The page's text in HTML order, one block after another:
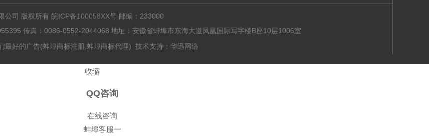
公司 版权所有 皖ICP备100058XX号 邮编：233000
传真：0086-0552-2044068 地址：安徽省蚌埠市东海大道凤凰国际写字楼B座10层1006室
最好的广告(蚌埠商标注册,蚌埠商标代理) 技术支持： 华迅网络
收缩
QQ咨询
在线咨询
蚌埠客服一